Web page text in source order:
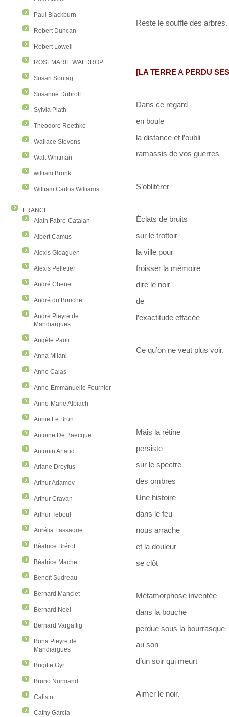
Paul Blackburn
Robert Duncan
Robert Lowell
ROSEMARIE WALDROP
Susan Sontag
Susanne Dubroff
Sylvia Plath
Theodore Roethke
Wallace Stevens
Walt Whitman
william Bronk
William Carlos Williams
FRANCE
Alain Fabre-Catalan
Albert Camus
Alexis Gloaguen
Alexis Pelletier
André Chenet
André du Bouchet
André Pieyre de
Mandiargues
Angèle Paoli
Anna Milani
Anne Calas
Anne-Emmanuelle Fournier
Anne-Marie Albiach
Annie Le Brun
Antoine De Baecque
Antonin Artaud
Ariane Dreyfus
Arthur Adamov
Arthur Cravan
Arthur Teboul
Aurélia Lassaque
Béatrice Brérot
Béatrice Machet
Benoît Sudreau
Bernard Manciet
Bernard Noël
Bernard Vargaftig
Bona Pieyre de
Mandiargues
Brigitte Gyr
Bruno Normand
Calisto
Cathy Garcia
Reste le souffle des arbres.
[LA TERRE A PERDU
Dans ce regard
en boule
la distance et l’oubli
ramassis de vos guerres
S’oblitérer
Éclats de bruits
sur le trottoir
la ville pour
froisser la mémoire
dire le noir
de
l’exactitude effacée
Ce qu’on ne veut plus voir.
Mais la rétine
persiste
sur le spectre
des ombres
Une histoire
dans le feu
nous arrache
et la douleur
se clôt
Métamorphose inventée
dans la bouche
perdue sous la bourrasque
au son
d’un soir qui meurt
Aimer le noir.